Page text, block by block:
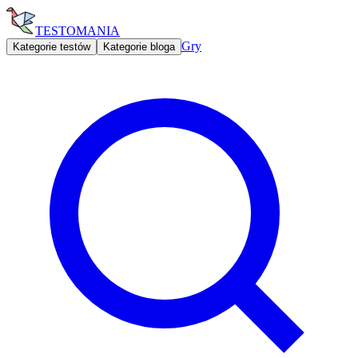
TESTOMANIA
Kategorie testów Kategorie bloga Gry